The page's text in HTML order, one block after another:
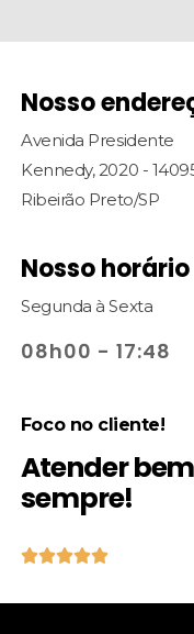
Nosso
Avenida Presidente
Kennedy, 2020 -
Ribeirão Preto/SP
Nosso horário
Segunda à Sexta
08h00 - 17:48
Foco no cliente!
Atender
sempre!
